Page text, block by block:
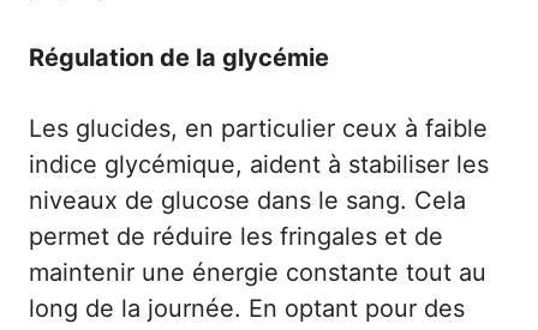
Régulation de la glycémie
Les glucides, en particulier ceux à faible
indice glycémique, aident à stabiliser les
niveaux de glucose dans le sang. Cela
permet de réduire les fringales et de
maintenir une énergie constante tout au
long de la journée. En optant pour des